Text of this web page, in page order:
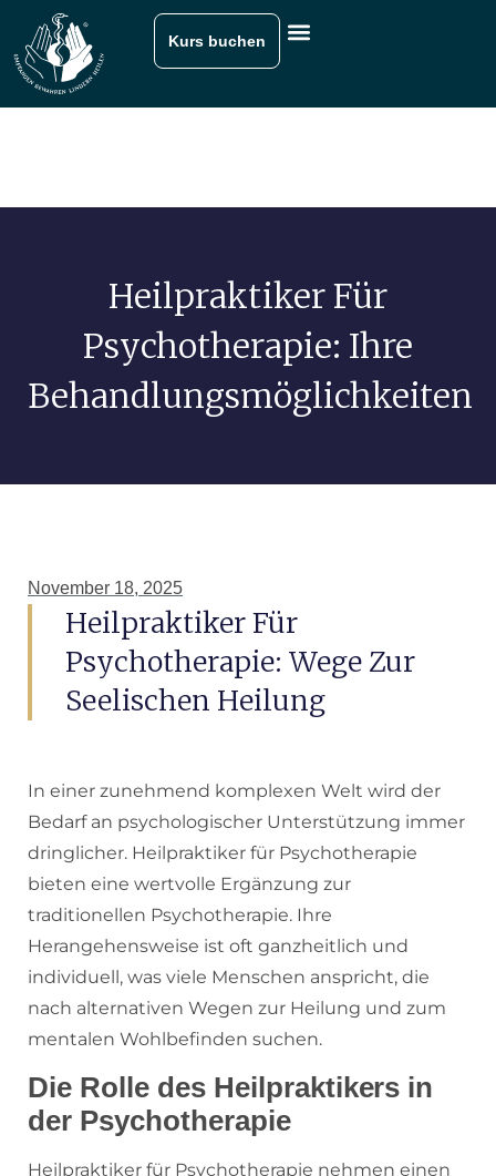
Kurs buchen
Heilpraktiker Für
Psychotherapie: Ihre
Behandlungsmöglichkeiten
November 18, 2025
Heilpraktiker Für
Psychotherapie: Wege Zur
Seelischen Heilung
In einer zunehmend komplexen Welt wird der
Bedarf an psychologischer Unterstützung immer
dringlicher. Heilpraktiker für Psychotherapie
bieten eine wertvolle Ergänzung zur
traditionellen Psychotherapie. Ihre
Herangehensweise ist oft ganzheitlich und
individuell, was viele Menschen anspricht, die
nach alternativen Wegen zur Heilung und zum
mentalen Wohlbefinden suchen.
Die Rolle des Heilpraktikers in
der Psychotherapie
Heilpraktiker für Psychotherapie nehmen einen